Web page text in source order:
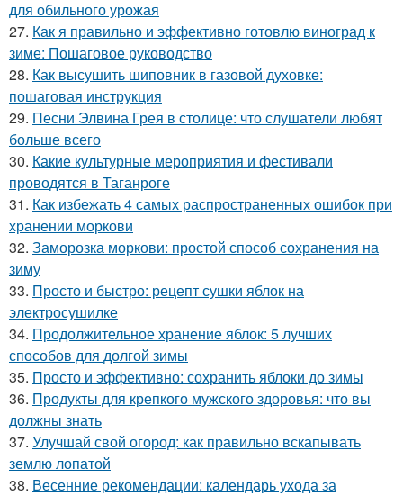
для обильного урожая
27. Как я правильно и эффективно готовлю виноград к
зиме: Пошаговое руководство
28. Как высушить шиповник в газовой духовке:
пошаговая инструкция
29. Песни Элвина Грея в столице: что слушатели любят
больше всего
30. Какие культурные мероприятия и фестивали
проводятся в Таганроге
31. Как избежать 4 самых распространенных ошибок при
хранении моркови
32. Заморозка моркови: простой способ сохранения на
зиму
33. Просто и быстро: рецепт сушки яблок на
электросушилке
34. Продолжительное хранение яблок: 5 лучших
способов для долгой зимы
35. Просто и эффективно: сохранить яблоки до зимы
36. Продукты для крепкого мужского здоровья: что вы
должны знать
37. Улучшай свой огород: как правильно вскапывать
землю лопатой
38. Весенние рекомендации: календарь ухода за